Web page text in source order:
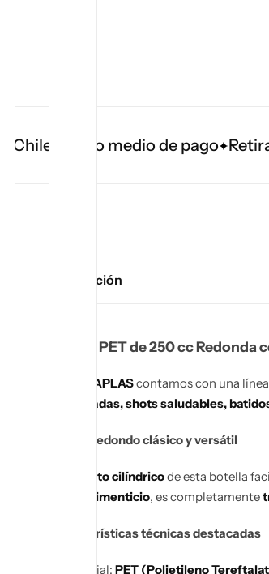
Todo medio de pago Retira en
Descripción
Botella PET de 250 cc Redonda
MEGAPLAScontamos con una
saborizadas, shots saludables,
Diseño redondo clásico y versátil
formato cilíndricode esta botella
grado alimenticio, es completamente
Características técnicas destacadas
Material: PET (Polietileno